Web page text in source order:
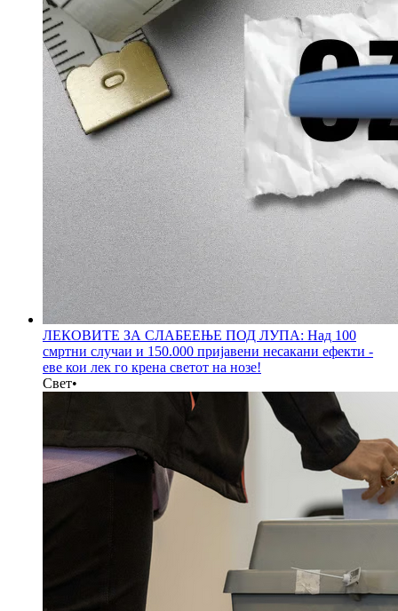
ЛЕКОВИТЕ ЗА СЛАБЕЕЊЕ ПОД ЛУПА: Над 100
смртни случаи и 150.000 пријавени несакани ефекти -
еве кои лек го крена светот на нозе!
Свет•